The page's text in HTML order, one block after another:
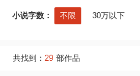
小说字数： 不限 30万以下
共找到： 29 部作品